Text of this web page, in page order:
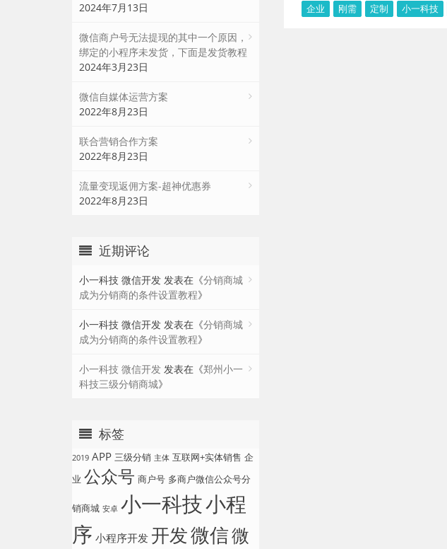
2024年7月13日
微信商户号无法提现的其中一个原因，
绑定的小程序未发货，下面是发货教程
2024年3月23日
微信自媒体运营方案
2022年8月23日
联合营销合作方案
2022年8月23日
流量变现返佣方案-超神优惠券
2022年8月23日
近期评论
小一科技 微信开发 发表在《分销商城
成为分销商的条件设置教程》
小一科技 微信开发 发表在《分销商城
成为分销商的条件设置教程》
小一科技 微信开发 发表在《郑州小一
科技三级分销商城》
标签
2019 APP 三级分销 主体 互联网+实体销售 企
业 公众号 商户号 多商户微信公众号分
销商城 安卓 小一科技小程
序 小程序开发 开发微信微
企业 刚需 定制 小一科技